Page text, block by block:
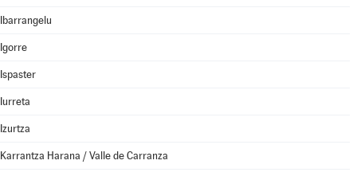
Ibarrangelu
Igorre
Ispaster
Iurreta
Izurtza
Karrantza Harana / Valle de Carranza